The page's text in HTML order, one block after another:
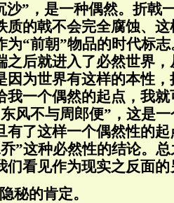
沙”，是一种偶然。折戟
质的戟不会完全腐蚀、
为“前朝”物品的时代标
之后就进入了必然世界
因为世界有这样的本性
一个偶然的起点，我就
风不与周郎便”，这是
有了这样一个偶然性的
”这种必然性的结论。
们看见作为现实之反面
秘的肯定。